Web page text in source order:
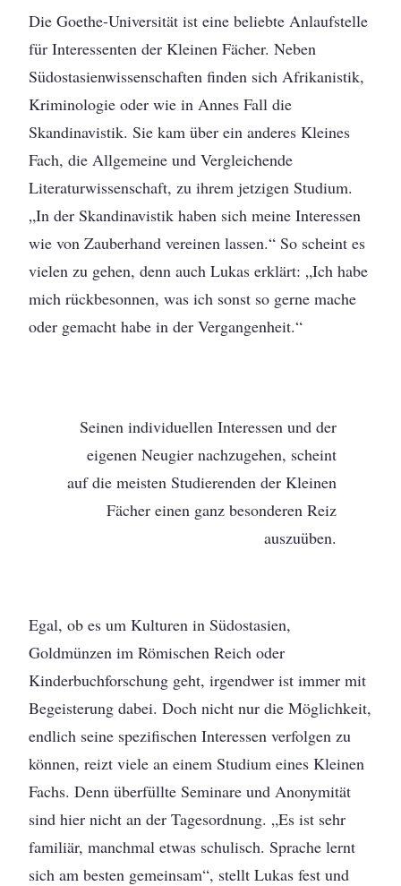
Die Goethe-Universität ist eine beliebte Anlaufstelle
für Interessenten der Kleinen Fächer. Neben
Südostasienwissenschaften finden sich Afrikanistik,
Kriminologie oder wie in Annes Fall die
Skandinavistik. Sie kam über ein anderes Kleines
Fach, die Allgemeine und Vergleichende
Literaturwissenschaft, zu ihrem jetzigen Studium.
„In der Skandinavistik haben sich meine Interessen
wie von Zauberhand vereinen lassen.“ So scheint es
vielen zu gehen, denn auch Lukas erklärt: „Ich habe
mich rückbesonnen, was ich sonst so gerne mache
oder gemacht habe in der Vergangenheit.“
Seinen individuellen Interessen und der
eigenen Neugier nachzugehen, scheint
auf die meisten Studierenden der Kleinen
Fächer einen ganz besonderen Reiz
auszuüben.
Egal, ob es um Kulturen in Südostasien,
Goldmünzen im Römischen Reich oder
Kinderbuchforschung geht, irgendwer ist immer mit
Begeisterung dabei. Doch nicht nur die Möglichkeit,
endlich seine spezifischen Interessen verfolgen zu
können, reizt viele an einem Studium eines Kleinen
Fachs. Denn überfüllte Seminare und Anonymität
sind hier nicht an der Tagesordnung. „Es ist sehr
familiär, manchmal etwas schulisch. Sprache lernt
sich am besten gemeinsam“, stellt Lukas fest und